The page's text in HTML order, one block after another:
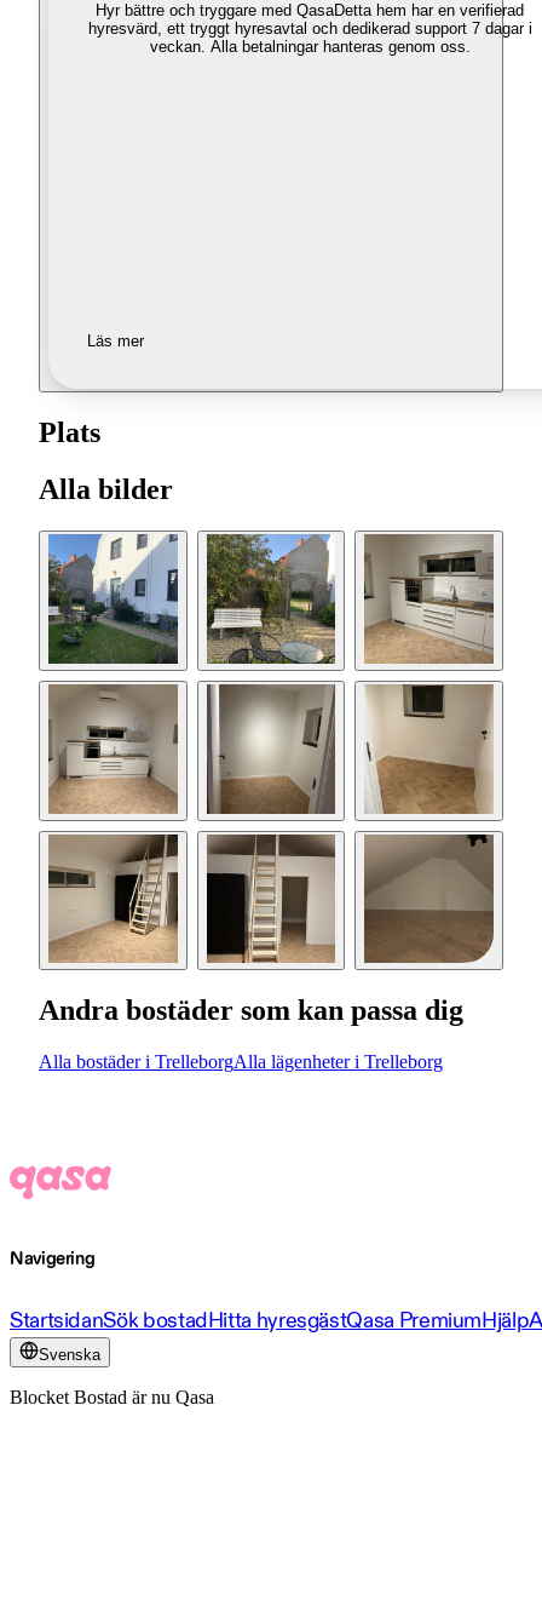
Hyr bättre och tryggare med QasaDetta hem har en verifierad
hyresvärd, ett tryggt hyresavtal och dedikerad support 7 dagar i
veckan. Alla betalningar hanteras genom oss.
Läs mer
Plats
Alla bilder
Andra bostäder som kan passa dig
Alla bostäder i TrelleborgAlla lägenheter i Trelleborg
Navigering
StartsidanSök bostadHitta hyresgästQasa PremiumHjälp
Svenska
Blocket Bostad är nu Qasa